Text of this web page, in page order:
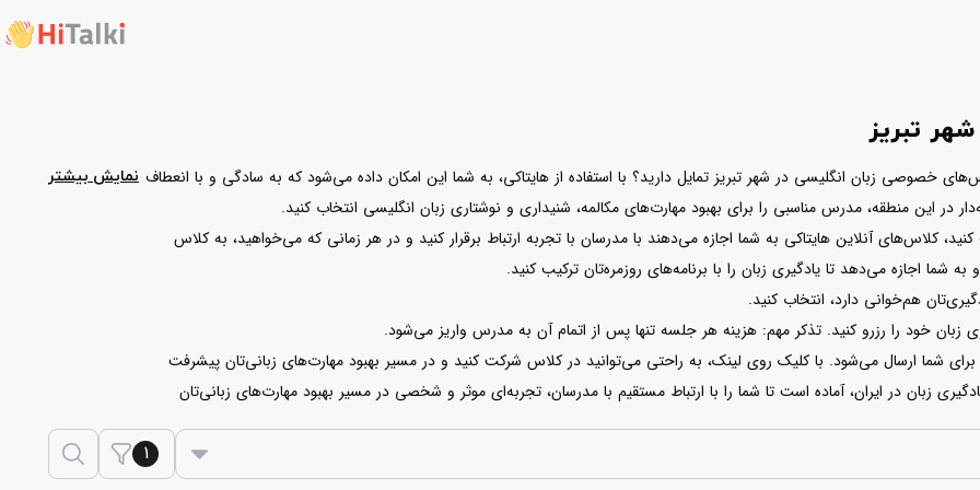
تبریز
خصوصی زبان انگلیسی در شهر تبریز تمایل دارید؟ با استفاده از هایتاکی، به شما این امکان داده می‌شود که به سادگی و با انعطاف
در این منطقه، مدرس مناسبی را برای بهبود مهارت‌های مکالمه، شنیداری و نوشتاری زبان انگلیسی انتخاب کنید.
کلاس‌های آنلاین هایتاکی به شما اجازه می‌دهند با مدرسان با تجربه ارتباط برقرار کنید و در هر زمانی که می‌خواهید، به کلاس
اجازه می‌دهد تا یادگیری زبان را با برنامه‌های روزمره‌تان ترکیب کنید.
شما ارسال می‌شود. با کلیک روی لینک، به راحتی می‌توانید در کلاس شرکت کنید و در مسیر بهبود مهارت‌های زبانی‌تان پیشرفت
زبان در ایران، آماده است تا شما را با ارتباط مستقیم با مدرسان، تجربه‌ای موثر و شخصی در مسیر بهبود مهارت‌های زبانی‌تان
نمایش بیشتر
1